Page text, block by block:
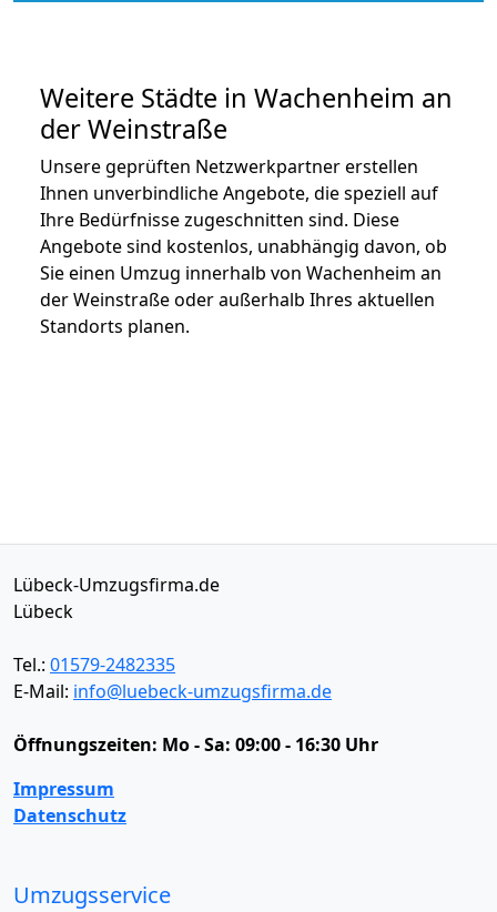
Weitere Städte in Wachenheim an
der Weinstraße
Unsere geprüften Netzwerkpartner erstellen
Ihnen unverbindliche Angebote, die speziell auf
Ihre Bedürfnisse zugeschnitten sind. Diese
Angebote sind kostenlos, unabhängig davon, ob
Sie einen Umzug innerhalb von Wachenheim an
der Weinstraße oder außerhalb Ihres aktuellen
Standorts planen.
Lübeck-Umzugsfirma.de
Lübeck
Tel.: 01579-2482335
E-Mail: info@luebeck-umzugsfirma.de
Öffnungszeiten: Mo - Sa: 09:00 - 16:30 Uhr
Impressum
Datenschutz
Umzugsservice